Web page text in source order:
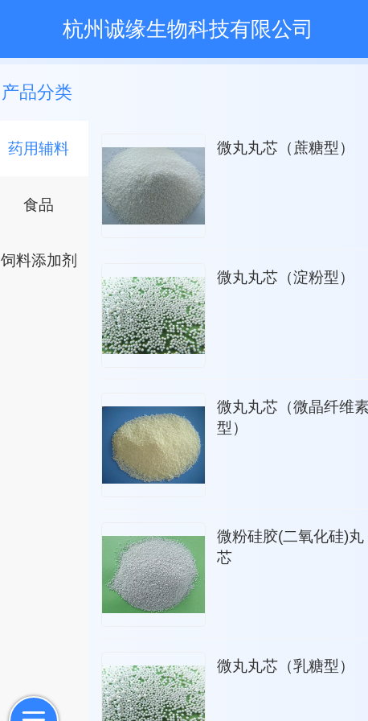
杭州诚缘生物科技有限公司
产品分类
药用辅料
食品
饲料添加剂
微丸丸芯（蔗糖型）
微丸丸芯（淀粉型）
微丸丸芯（微晶纤维
型）
微粉硅胶(二氧化硅)丸
芯
微丸丸芯（乳糖型）